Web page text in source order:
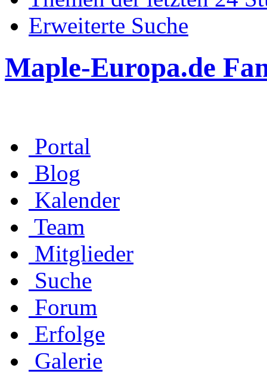
Erweiterte Suche
Maple-Europa.de
Portal
Blog
Kalender
Team
Mitglieder
Suche
Forum
Erfolge
Galerie